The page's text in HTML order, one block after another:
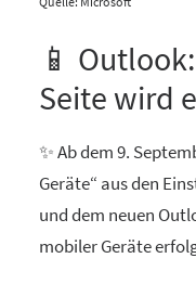
📱
Seite wird
✨ Ab dem 9.
Geräte“ aus den
und dem neuen
mobiler Geräte